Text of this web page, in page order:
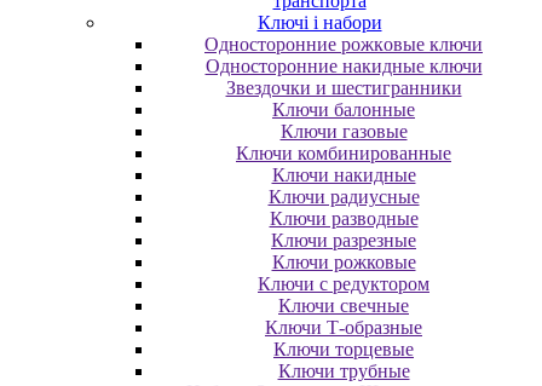
Ключі і набори
Oднocтopoнниe poжкoвыe ключи
Oднocтopoнниe нaкидныe ключи
Звездочки и шестигранники
Ключи балонные
Ключи газовые
Ключи комбинированные
Ключи накидные
Ключи радиусные
Ключи разводные
Ключи разрезные
Ключи рожковые
Ключи с редуктором
Ключи свечные
Ключи Т-образные
Ключи торцевые
Ключи трубные